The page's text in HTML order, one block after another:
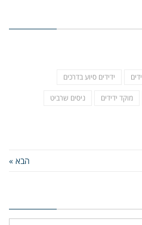
ידידים סיוע בדרכים
מוקד ידידים ניסים שרביט
הבא »